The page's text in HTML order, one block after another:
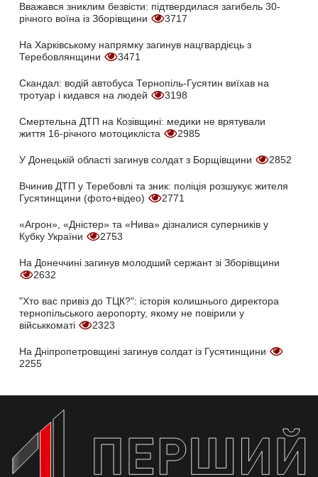
Вважався зниклим безвісти: підтвердилася загибель 30-
річного воїна із Зборівщини
3717
На Харківському напрямку загинув нацгвардієць з
Теребовлянщини
3471
Скандал: водій автобуса Тернопіль-Гусятин виїхав на
тротуар і кидався на людей
3198
Смертельна ДТП на Козівщині: медики не врятували
життя 16-річного мотоцикліста
2985
У Донецькій області загинув солдат з Борщівщини 2852
Вчинив ДТП у Теребовлі та зник: поліція розшукує жителя
Гусятинщини (фото+відео)
2771
«Агрон», «Дністер» та «Нива» дізналися суперників у
Кубку України
2753
На Донеччині загинув молодший сержант зі Зборівщини
2632
"Хто вас привіз до ТЦК?": історія колишнього директора
тернопільського аеропорту, якому не повірили у
військкоматі
2323
На Дніпропетровщині загинув солдат із Гусятинщини
2255